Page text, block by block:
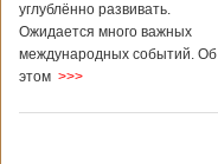
углублённо развивать.
Ожидается много важных
международных событий. Об
этом >>>